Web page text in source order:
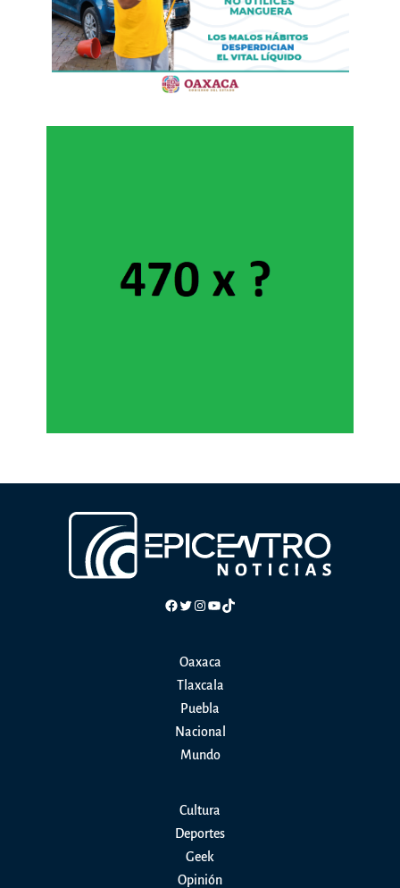
Facebook
Twitter
Instagram
YouTube
TikTok
Oaxaca
Tlaxcala
Puebla
Nacional
Mundo
Cultura
Deportes
Geek
Opinión